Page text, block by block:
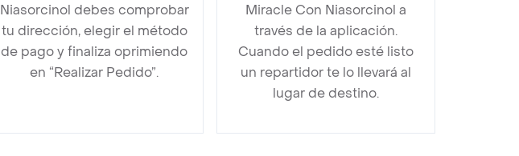
Niasorcinol debes comprobar
tu dirección, elegir el método
de pago y finaliza oprimiendo
en “Realizar Pedido”.
Miracle Con Niasorcinol a
través de la aplicación.
Cuando el pedido esté listo
un repartidor te lo llevará al
lugar de destino.